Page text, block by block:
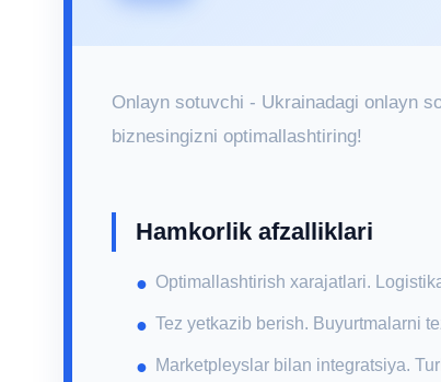
Onlayn sotuvchi - Ukrainadagi onlayn
biznesingizni optimallashtiring!
Hamkorlik afzalliklari
Optimallashtirish xarajatlari.
Tez yetkazib berish. Buyurtmalarni
Marketpleyslar bilan integratsiya.